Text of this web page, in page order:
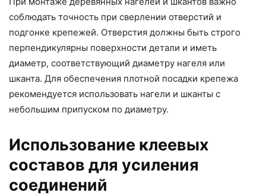
соблюдать точность при сверлении отверстий и
подгонке крепежей. Отверстия должны быть строго
перпендикулярны поверхности детали и иметь
диаметр, соответствующий диаметру нагеля или
шканта. Для обеспечения плотной посадки крепежа
рекомендуется использовать нагели и шканты с
небольшим припуском по диаметру.
Использование клеевых
составов для усиления
соединений